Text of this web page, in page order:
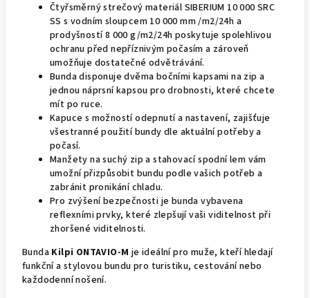
Čtyřsměrný strečový materiál SIBERIUM 10 000 SRC
SS s vodním sloupcem 10 000 mm /m2/24h a
prodyšností 8 000 g/m2/24h poskytuje spolehlivou
ochranu před nepříznivým počasím a zároveň
umožňuje dostatečné odvětrávání.
Bunda disponuje dvěma bočními kapsami na zip a
jednou náprsní kapsou pro drobnosti, které chcete
mít po ruce.
Kapuce s možností odepnutí a nastavení, zajišťuje
všestranné použití bundy dle aktuální potřeby a
počasí.
Manžety na suchý zip a stahovací spodní lem vám
umožní přizpůsobit bundu podle vašich potřeb a
zabránit pronikání chladu.
Pro zvýšení bezpečnosti je bunda vybavena
reflexními prvky, které zlepšují vaši viditelnost při
zhoršené viditelnosti.
Bunda Kilpi ONTAVIO-M je ideální pro muže, kteří hledají
funkční a stylovou bundu pro turistiku, cestování nebo
každodenní nošení.